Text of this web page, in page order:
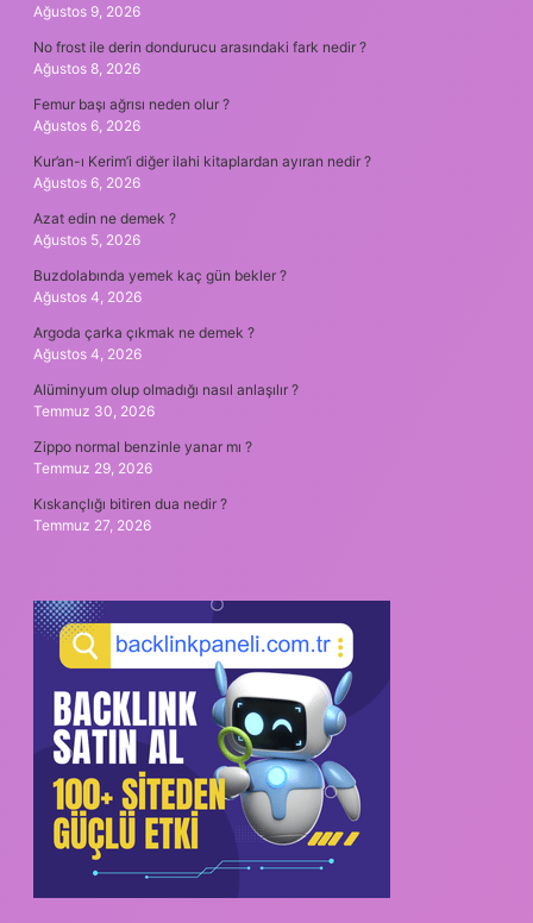
Ağustos 9, 2026
No frost ile derin dondurucu arasındaki fark nedir ?
Ağustos 8, 2026
Femur başı ağrısı neden olur ?
Ağustos 6, 2026
Kur’an-ı Kerim’i diğer ilahi kitaplardan ayıran nedir ?
Ağustos 6, 2026
Azat edin ne demek ?
Ağustos 5, 2026
Buzdolabında yemek kaç gün bekler ?
Ağustos 4, 2026
Argoda çarka çıkmak ne demek ?
Ağustos 4, 2026
Alüminyum olup olmadığı nasıl anlaşılır ?
Temmuz 30, 2026
Zippo normal benzinle yanar mı ?
Temmuz 29, 2026
Kıskançlığı bitiren dua nedir ?
Temmuz 27, 2026